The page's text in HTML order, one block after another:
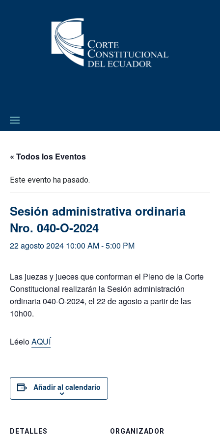
« Todos los Eventos
Este evento ha pasado.
Sesión administrativa ordinaria
Nro. 040-O-2024
22 agosto 2024 10:00 AM-5:00 PM
Las juezas y jueces que conforman el Pleno de la Corte
Constitucional realizarán la Sesión administración
ordinaria 040-O-2024, el 22 de agosto a partir de las
10h00.
LéeloAQUÍ
Añadir al calendario
DETALLES ORGANIZADOR